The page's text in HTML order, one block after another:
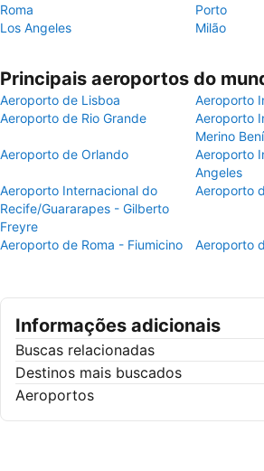
Roma
Porto
Los Angeles
Milão
Principais aeroportos do
Aeroporto de Lisboa
Aeroporto
Aeroporto de Rio Grande
Aeroporto
Merino
Aeroporto de Orlando
Aeroporto
Angeles
Aeroporto Internacional do
Recife/Guararapes - Gilberto
Freyre
Aeroporto
Aeroporto de Roma - Fiumicino Aeroporto
Informações adicionais
Buscas relacionadas
Destinos mais buscados
Aeroportos